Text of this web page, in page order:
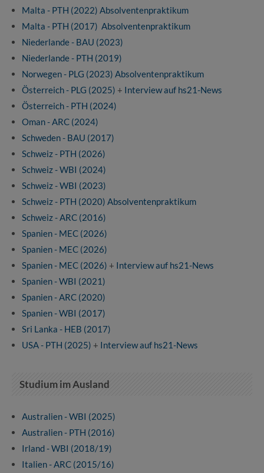
Malta - PTH (2022) Absolventenpraktikum
Malta - PTH (2017) Absolventenpraktikum
Niederlande - BAU (2023)
Niederlande - PTH (2019)
Norwegen - PLG (2023) Absolventenpraktikum
Österreich - PLG (2025) + Interview auf hs21-News
Österreich - PTH (2024)
Oman - ARC (2024)
Schweden - BAU (2017)
Schweiz - PTH (2026)
Schweiz - WBI (2024)
Schweiz - WBI (2023)
Schweiz - PTH (2020) Absolventenpraktikum
Schweiz - ARC (2016)
Spanien - MEC (2026)
Spanien - MEC (2026)
Spanien - MEC (2026) + Interview auf hs21-News
Spanien - WBI (2021)
Spanien - ARC (2020)
Spanien - WBI (2017)
Sri Lanka - HEB (2017)
USA - PTH (2025) + Interview auf hs21-News
Studium im Ausland
Australien - WBI (2025)
Australien - PTH (2016)
Irland - WBI (2018/19)
Italien - ARC (2015/16)